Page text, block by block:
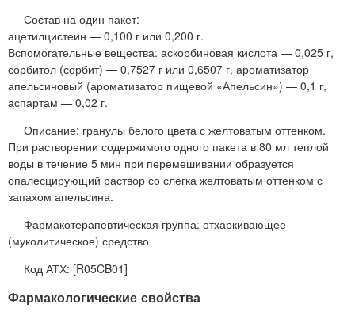
Состав на один пакет:
ацетилцистеин — 0,100 г или 0,200 г.
Вспомогательные вещества: аскорбиновая кислота — 0,025 г,
сорбитол (сорбит) — 0,7527 г или 0,6507 г, ароматизатор
апельсиновый (ароматизатор пищевой «Апельсин») — 0,1 г,
аспартам — 0,02 г.
Описание: гранулы белого цвета с желтоватым оттенком.
При растворении содержимого одного пакета в 80 мл теплой
воды в течение 5 мин при перемешивании образуется
опалесцирующий раствор со слегка желтоватым оттенком с
запахом апельсина.
Фармакотерапевтическая группа: отхаркивающее
(муколитическое) средство
Код АТХ: [R05CB01]
Фармакологические свойства